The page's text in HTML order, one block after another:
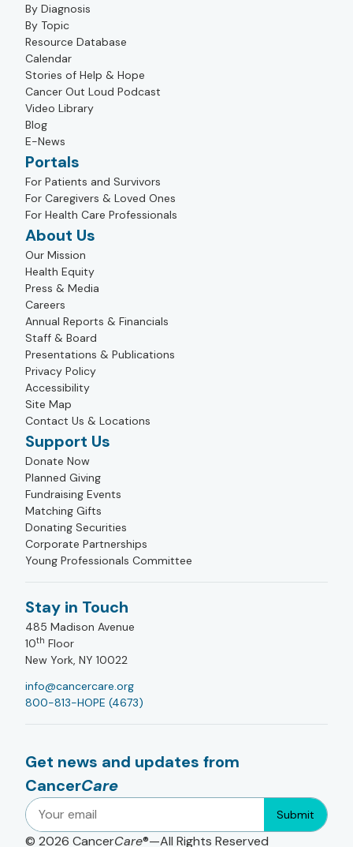
By Diagnosis
By Topic
Resource Database
Calendar
Stories of Help & Hope
Cancer Out Loud Podcast
Video Library
Blog
E-News
Portals
For Patients and Survivors
For Caregivers & Loved Ones
For Health Care Professionals
About Us
Our Mission
Health Equity
Press & Media
Careers
Annual Reports & Financials
Staff & Board
Presentations & Publications
Privacy Policy
Accessibility
Site Map
Contact Us & Locations
Support Us
Donate Now
Planned Giving
Fundraising Events
Matching Gifts
Donating Securities
Corporate Partnerships
Young Professionals Committee
Stay in Touch
485 Madison Avenue
10th Floor
New York, NY 10022
info@cancercare.org
800-813-HOPE (4673)
Get news and updates from
CancerCare
Submit
© 2026 CancerCare®—All Rights Reserved